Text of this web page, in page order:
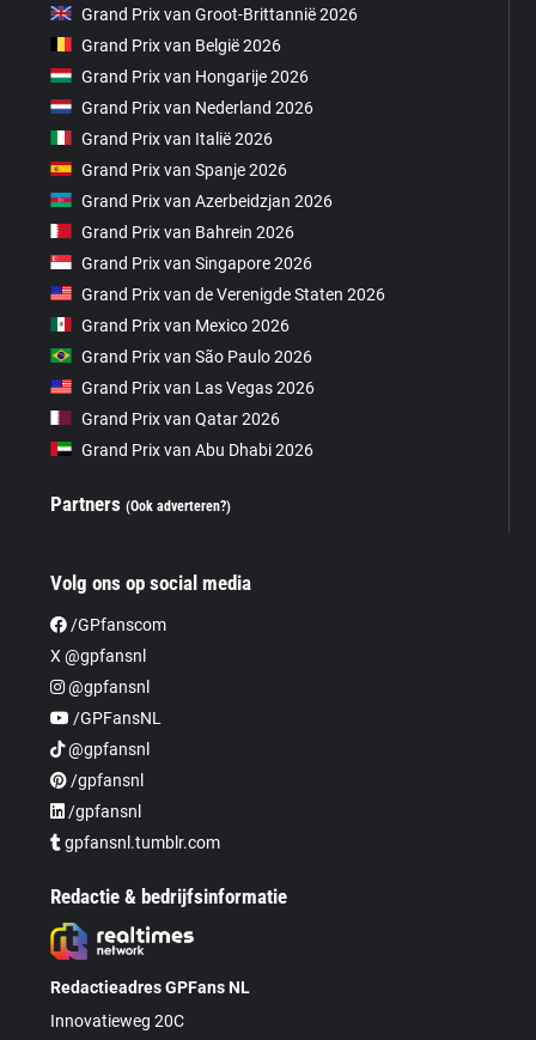
Grand Prix van Groot-Brittannië 2026
Grand Prix van België 2026
Grand Prix van Hongarije 2026
Grand Prix van Nederland 2026
Grand Prix van Italië 2026
Grand Prix van Spanje 2026
Grand Prix van Azerbeidzjan 2026
Grand Prix van Bahrein 2026
Grand Prix van Singapore 2026
Grand Prix van de Verenigde Staten 2026
Grand Prix van Mexico 2026
Grand Prix van São Paulo 2026
Grand Prix van Las Vegas 2026
Grand Prix van Qatar 2026
Grand Prix van Abu Dhabi 2026
Partners(Ook adverteren?)
Volg ons op social media
/GPfanscom
X @gpfansnl
@gpfansnl
/GPFansNL
@gpfansnl
/gpfansnl
/gpfansnl
gpfansnl.tumblr.com
Redactie & bedrijfsinformatie
Redactieadres GPFans NL
Innovatieweg 20C